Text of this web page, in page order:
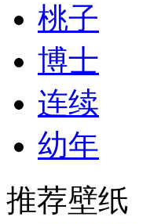
桃子
博士
连续
幼年
推荐壁纸